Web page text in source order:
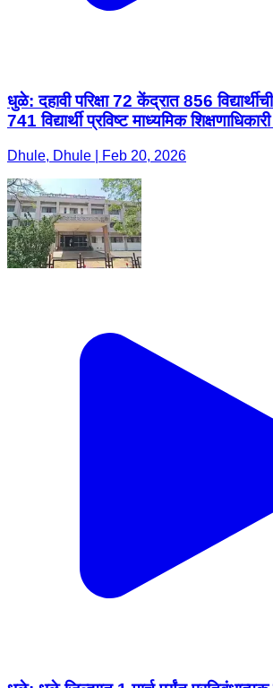
धुळे: दहावी परिक्षा 72 केंद्रात 856
741 विद्यार्थी प्रविष्ट माध्यमिक
Dhule, Dhule | Feb 20, 2026